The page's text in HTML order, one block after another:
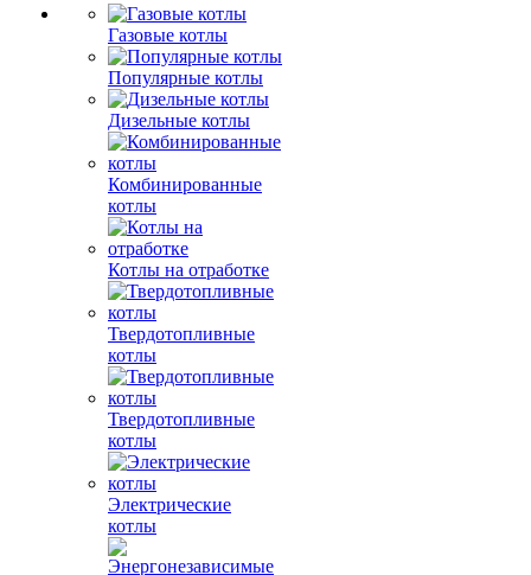
Газовые котлы
Популярные котлы
Дизельные котлы
Комбинированные
котлы
Котлы на отработке
Твердотопливные
котлы
Твердотопливные
котлы
Электрические
котлы